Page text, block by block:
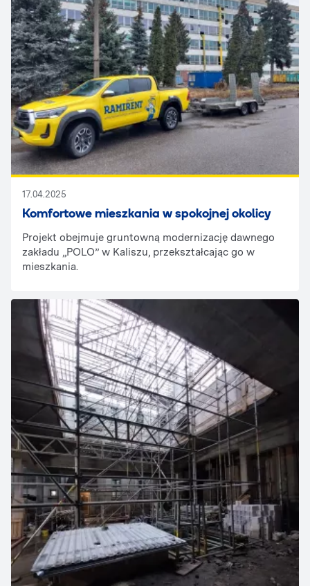
17.04.2025
Komfortowe mieszkania w spokojnej okolicy
Projekt obejmuje gruntowną modernizację dawnego
zakładu „POLO” w Kaliszu, przekształcając go w
mieszkania.